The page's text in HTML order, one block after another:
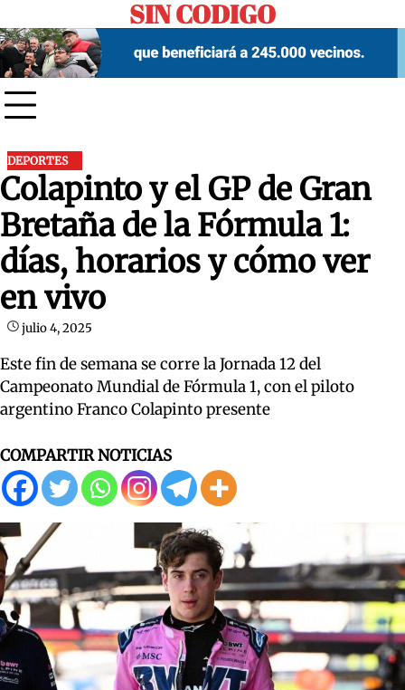
to
content
SIN CODIGO
DEPORTES
Colapinto y el GP de Gran
Bretaña de la Fórmula 1:
días, horarios y cómo ver
en vivo
julio 4, 2025
Este fin de semana se corre la Jornada 12 del
Campeonato Mundial de Fórmula 1, con el piloto
argentino Franco Colapinto presente
COMPARTIR NOTICIAS